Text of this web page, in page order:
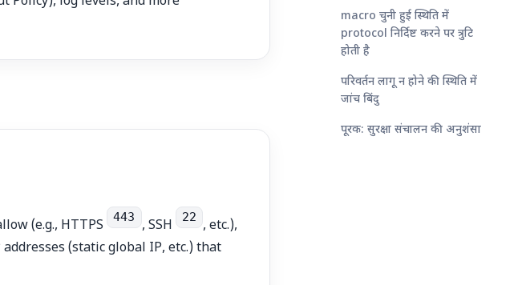
(e.g., HTTPS
443
, SSH
22
, etc.),
(static global IP, etc.) that
macro चुनी हुई स्थिति में
protocol निर्दिष्ट करने पर त्रुटि
होती है
परिवर्तन लागू न होने की स्थिति में
जांच बिंदु
पूरक: सुरक्षा संचालन की अनुशंसा